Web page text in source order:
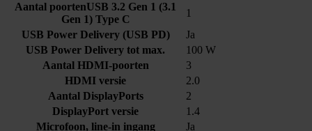
Aantal poortenUSB 3.2 Gen 1 (3.1
Gen 1) Type C
1
USB Power Delivery (USB PD)
Ja
USB Power Delivery tot max.
100 W
Aantal HDMI-poorten
3
HDMI versie
2.0
Aantal DisplayPorts
2
DisplayPort versie
1.4
Microfoon, line-in ingang
Ja